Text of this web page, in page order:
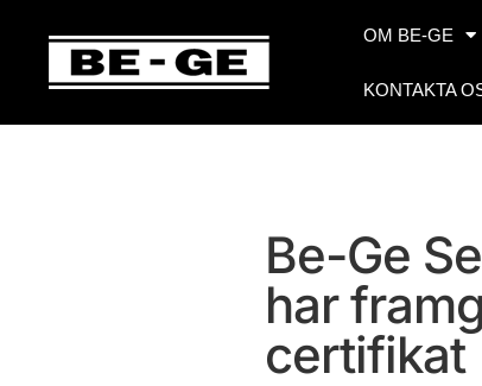
OM BE-GE
KONTAKTA
Be-Ge
har
certifikat